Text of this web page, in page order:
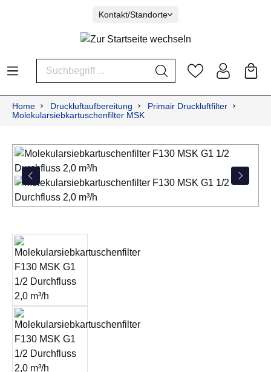
Kontakt/Standorte
Home Druckluftaufbereitung
Primair Druckluftfilter
Molekularsiebkartuschenfilter MSK